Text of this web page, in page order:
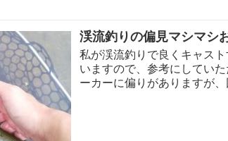
渓流釣りの偏見マシマシ
私が渓流釣りで良くキャス
いますので、参考にしてい
ーカーに偏りがありますが